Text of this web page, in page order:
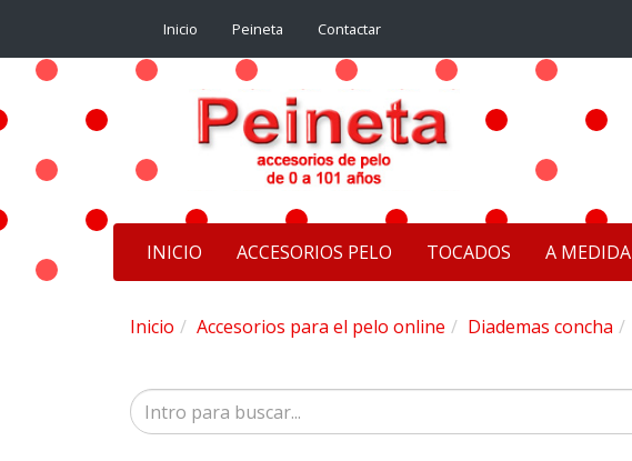
Inicio Peineta Contactar
INICIO ACCESORIOS PELO TOCADOS A MEDIDA
Inicio Accesorios para el pelo online Diademas concha